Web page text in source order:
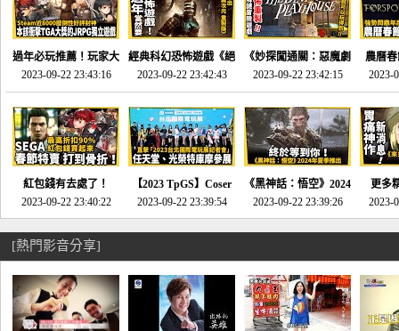
過年必玩推薦！玩家大
推的JRPG神作《神之
天平》介紹！-電玩宅
速配20230126
2023-09-22 23:43:16
經典科幻恐怖遊戲《絕
命異次元 重製版》重
回「石村號」的恐懼體
驗-電玩宅速配
20230125
2023-09-22 23:42:43
《妙探闖通關：惡魔劇
場》將推出「重製
版」!!!今年就能玩到!!-
電玩宅速配20230124
2023-09-22 23:42:15
農曆
SE社
動作角
電玩宅
2023-
紅包錢有去處了！
SEGA春節特賣 超過85
款遊戲打到骨折-電玩
宅速配20230119
2023-09-22 23:40:22
【2023 TpGS】Coser
和Show Girl搶先看！
直擊展前記者會-電玩
2023-09-22 23:39:54
《黑神話：悟空》2024
年夏季推出！確定不會
延期齁？-電玩宅速配
2023-09-22 23:39:26
更多
《來
金鄉
2023-
[熱門影音分享]